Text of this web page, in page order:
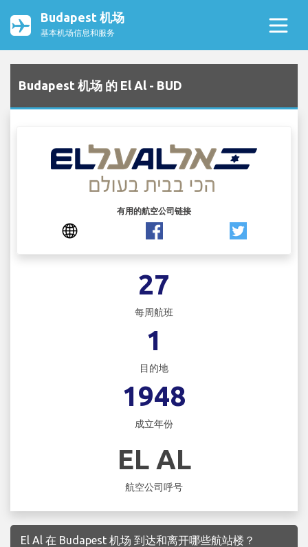
Budapest 机场
基本机场信息和服务
Budapest 机场 的 El Al - BUD
有用的航空公司链接
27
每周航班
1
目的地
1948
成立年份
EL AL
航空公司呼号
El Al 在 Budapest 机场 到达和离开哪些航站楼？